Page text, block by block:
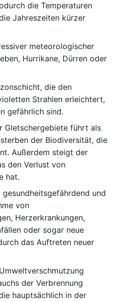
die Temperaturen
Jahreszeiten kürzer
meteorologischer
Hurrikane, Dürren oder
die den
Strahlen erleichtert,
gefährlich sind.
Gletschergebiete führt als
der Biodiversität, die
Außerdem steigt der
den Verlust von
hat.
und
von
Herzerkrankungen,
oder sogar neue
das Auftreten neuer
der Verbrennung
hauptsächlich in der